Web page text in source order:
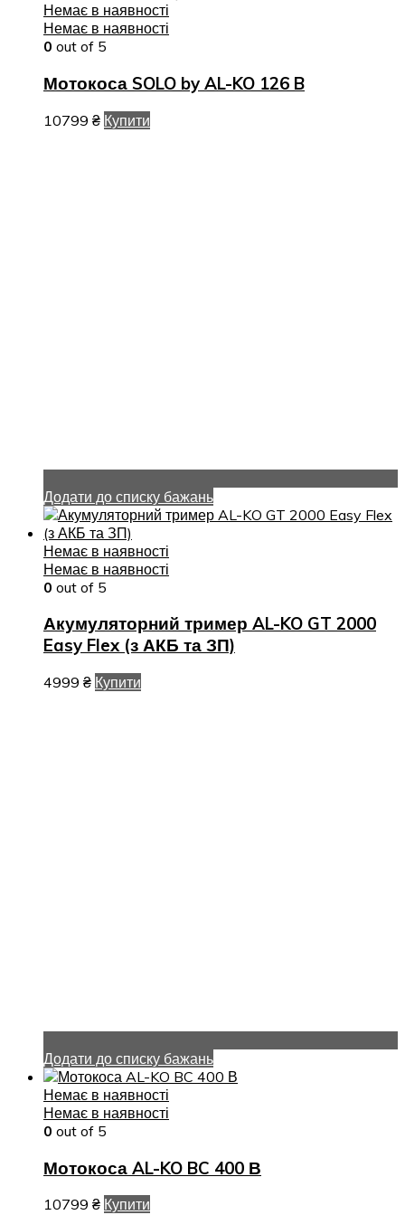
Немає в наявності
Немає в наявності
0 out of 5
Мотокоса SOLO by AL-KO 126 B
10799 ₴ Купити
Додати до списку бажань
Немає в наявності
Немає в наявності
0 out of 5
Акумуляторний тример AL-KO GT 2000
Easy Flex (з АКБ та ЗП)
4999 ₴ Купити
Додати до списку бажань
Немає в наявності
Немає в наявності
0 out of 5
Мотокоса AL-KO BC 400 В
10799 ₴ Купити